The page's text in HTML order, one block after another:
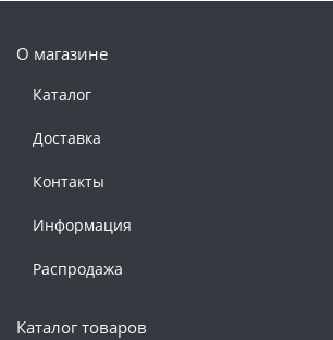
О магазине
Каталог
Доставка
Контакты
Информация
Распродажа
Каталог товаров